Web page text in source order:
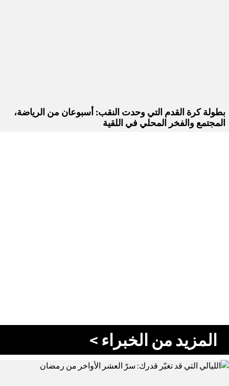
بطولة كرة القدم التي وحدت النقب: أسبوعان من الرياضة،
المجتمع والفخر المحلي في اللقية
المزيد من الخبراء >